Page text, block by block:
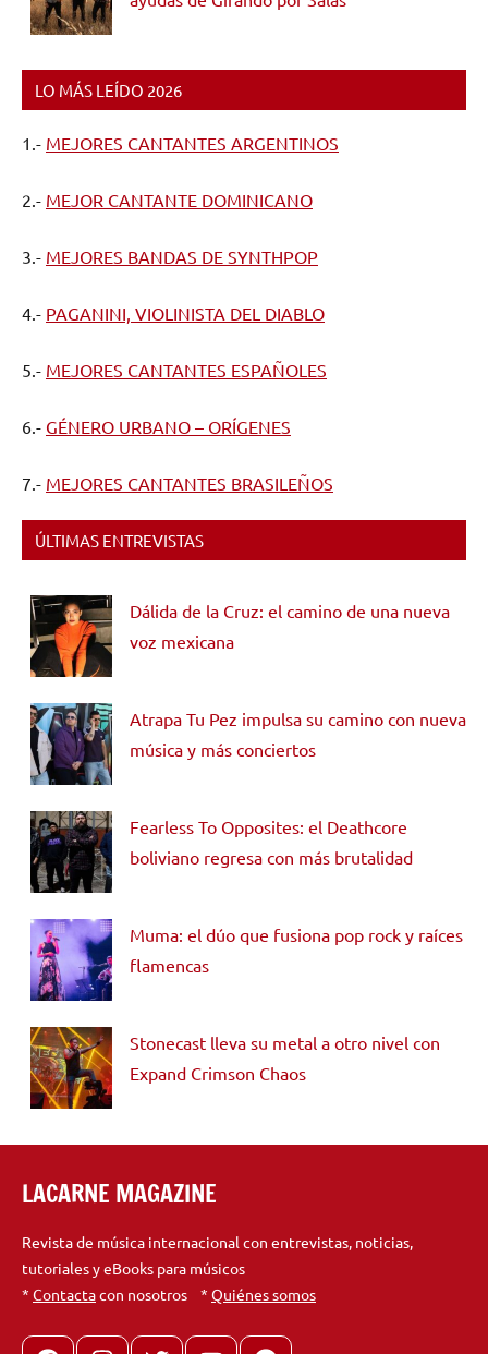
LO MÁS LEÍDO 2026
1.- MEJORES CANTANTES ARGENTINOS
2.- MEJOR CANTANTE DOMINICANO
3.- MEJORES BANDAS DE SYNTHPOP
4.- PAGANINI, VIOLINISTA DEL DIABLO
5.- MEJORES CANTANTES ESPAÑOLES
6.- GÉNERO URBANO – ORÍGENES
7.- MEJORES CANTANTES BRASILEÑOS
ÚLTIMAS ENTREVISTAS
Dálida de la Cruz: el camino de una nueva
voz mexicana
Atrapa Tu Pez impulsa su camino con nueva
música y más conciertos
Fearless To Opposites: el Deathcore
boliviano regresa con más brutalidad
Muma: el dúo que fusiona pop rock y raíces
flamencas
Stonecast lleva su metal a otro nivel con
Expand Crimson Chaos
LACARNE MAGAZINE
Revista de música internacional con entrevistas, noticias,
tutoriales y eBooks para músicos
* Contactacon nosotros * Quiénes somos